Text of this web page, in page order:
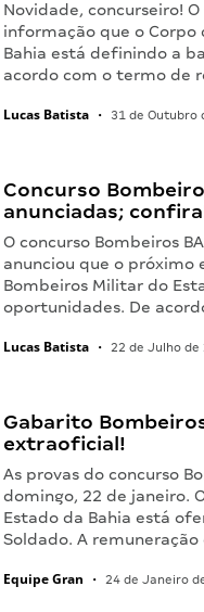
Novidade, concurseiro!
informação que o Corpo
Bahia está definindo a
acordo com o termo de
Lucas Batista • 31 de Outubro
Concurso
anunciadas;
O concurso Bombeiros
anunciou que o próximo
Bombeiros Militar do
oportunidades. De
Lucas Batista • 22 de Julho de
Gabarito
extraoficial!
As provas do concurso
domingo, 22 de janeiro.
Estado da Bahia está
Soldado. A remuneração
Equipe Gran • 24 de Janeiro